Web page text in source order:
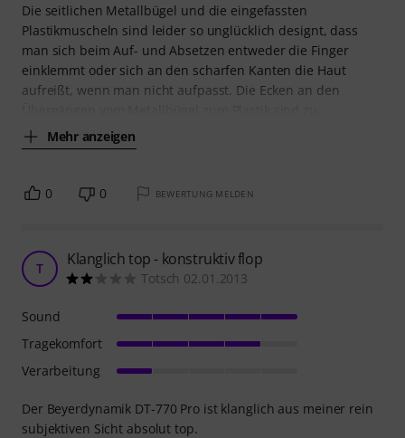
Die seitlichen Metallbügel und die eingefassten
Plastikmuscheln sind leider so unglücklich designt, dass
man sich beim Auf- und Absetzen entweder die Finger
einklemmt oder sich an den scharfen Kanten die Haut
aufreißt, wenn man nicht aufpasst. Die Ecken an den
Mehr anzeigen
0 0 BEWERTUNG MELDEN
T Klanglich top - konstruktiv flop
Totsch 02.01.2013
Der Beyerdynamik DT-770 Pro ist klanglich aus meiner rein
subjektiven Sicht absolut top.
Sound
Tragekomfort
Verarbeitung